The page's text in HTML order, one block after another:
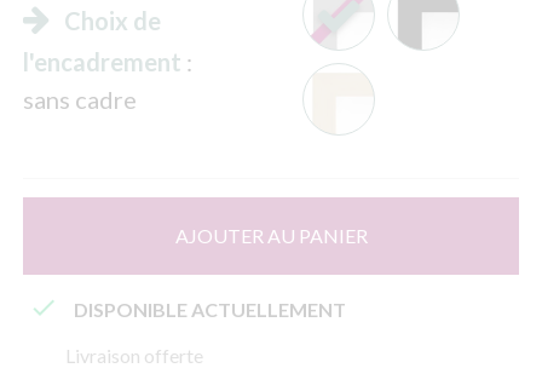
Choix de
l'encadrement :
sans cadre
AJOUTER AU PANIER
 DISPONIBLE ACTUELLEMENT
Livraison offerte